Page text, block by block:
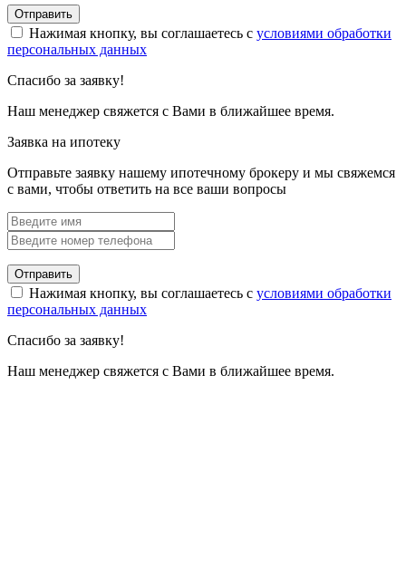
Отправить
Нажимая кнопку, вы соглашаетесь с условиями обработки
персональных данных
Спасибо за заявку!
Наш менеджер свяжется с Вами в ближайшее время.
Заявка на ипотеку
Отправьте заявку нашему ипотечному брокеру и мы свяжемся
с вами, чтобы ответить на все ваши вопросы
Отправить
Нажимая кнопку, вы соглашаетесь с условиями обработки
персональных данных
Спасибо за заявку!
Наш менеджер свяжется с Вами в ближайшее время.